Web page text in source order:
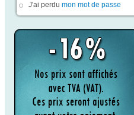
J'ai perdu mon mot de passe